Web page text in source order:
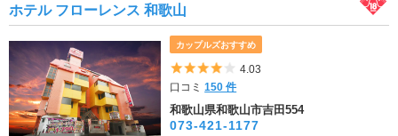
ホテル フローレンス 和歌山
カップルズおすすめ
5つ星のうち4
4.03
口コミ150 件
和歌山県和歌山市吉田554
073-421-1177